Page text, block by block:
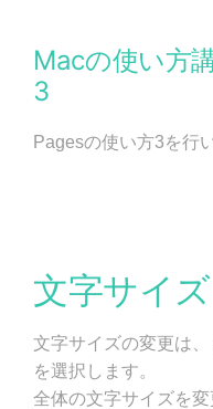
Macの使い方
3
Pagesの使い方3を行
文字サイズ
文字サイズの変更は
を選択します。
全体の文字サイズを